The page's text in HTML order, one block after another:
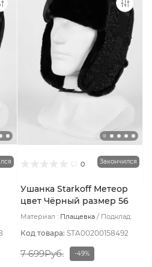
0 Закончился
Ушанка Starkoff Метеор
цвет Чёрный размер 56
Материал : Плащевка
Подклад:
Код товара: STA00200158492
7 699Руб. -49%